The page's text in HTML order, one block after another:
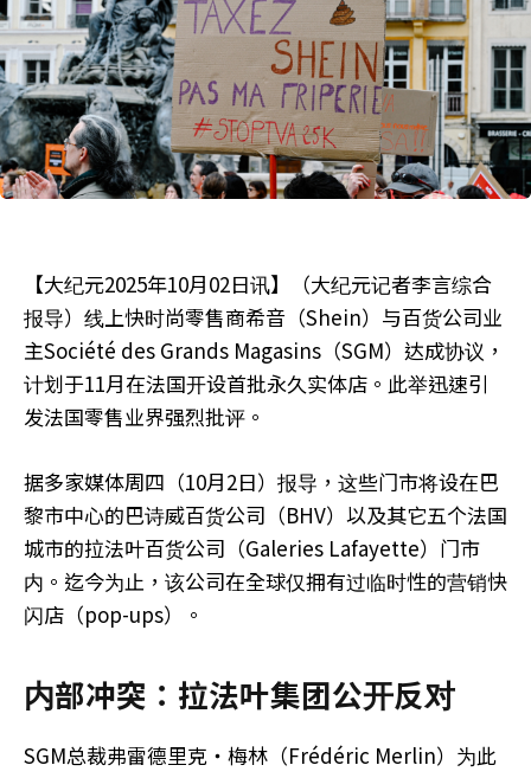
【大纪元2025年10月02日讯】（大纪元记者李言综合
报导）线上快时尚零售商希音（Shein）与百货公司业
主Société des Grands Magasins（SGM）达成协议，
计划于11月在法国开设首批永久实体店。此举迅速引
发法国零售业界强烈批评。
据多家媒体周四（10月2日）报导，这些门市将设在巴
黎市中心的巴诗威百货公司（BHV）以及其它五个法国
城市的拉法叶百货公司（Galeries Lafayette）门市
内。迄今为止，该公司在全球仅拥有过临时性的营销快
闪店（pop-ups）。
内部冲突：拉法叶集团公开反对
SGM总裁弗雷德里克‧梅林（Frédéric Merlin）为此